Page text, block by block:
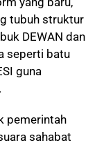
tubuh struktur
DEWAN dan
seperti batu
guna
pemerintah
sahabat